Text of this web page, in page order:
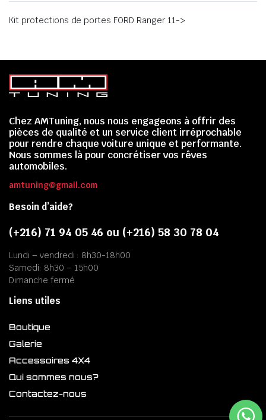
Kit protections de portes FORD Ranger 11->
Chez AMTuning, nous nous engageons à offrir des
pièces de qualité et un service client irréprochable
pour rendre chaque voiture unique et performante.
Nous sommes là pour concrétiser vos rêves
automobiles.
amtuning@gmail.com
Besoin d’aide?
(+216) 71 94 05 46 ou (+216) 58 30 78 04
Lundi – vendredi : 8h30-18h00
Samedi: 8h30 – 15h00
Dimanche fermé
Liens utiles
Boutique
Galerie
Accessoires 4X4
Qui sommes nous?
Contactez-nous